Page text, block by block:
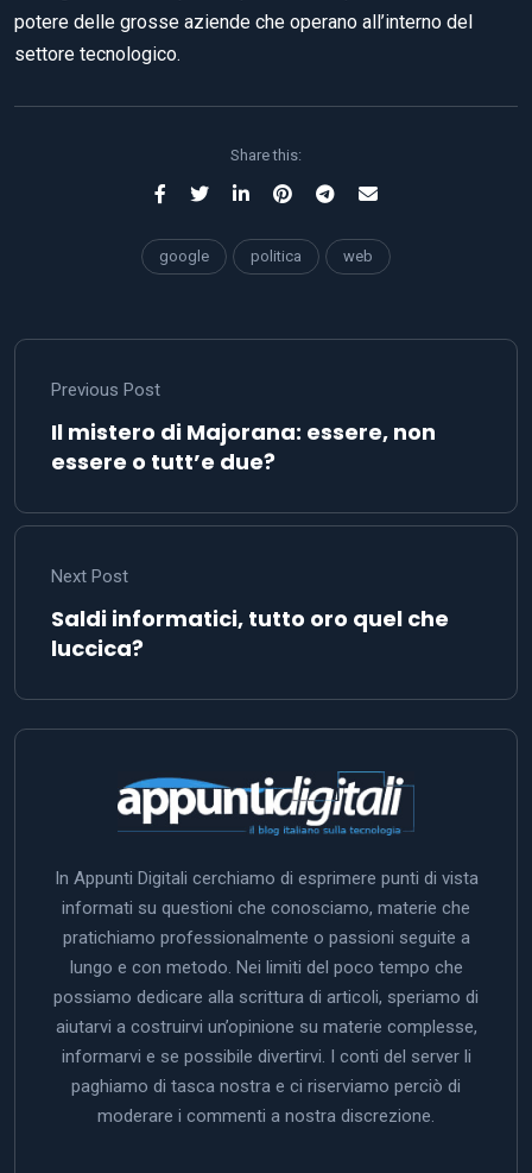
potere delle grosse aziende che operano all’interno del
settore tecnologico.
Share this:
google politica web
Previous Post
Il mistero di Majorana: essere, non
essere o tutt’e due?
Next Post
Saldi informatici, tutto oro quel che
luccica?
In Appunti Digitali cerchiamo di esprimere punti di vista
informati su questioni che conosciamo, materie che
pratichiamo professionalmente o passioni seguite a
lungo e con metodo. Nei limiti del poco tempo che
possiamo dedicare alla scrittura di articoli, speriamo di
aiutarvi a costruirvi un’opinione su materie complesse,
informarvi e se possibile divertirvi. I conti del server li
paghiamo di tasca nostra e ci riserviamo perciò di
moderare i commenti a nostra discrezione.